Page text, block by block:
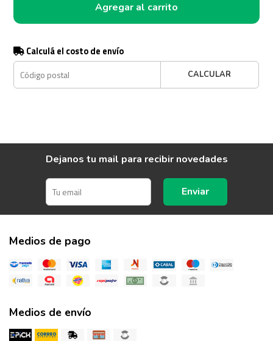
Agregar al carrito
Calculá el costo de envío
CALCULAR
Dejanos tu mail para recibir novedades
Enviar
Medios de pago
Medios de envío